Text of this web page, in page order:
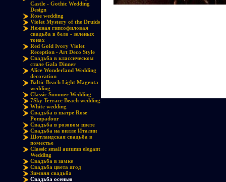
Castle - Gothic Wedding
Design
Rose wedding
Violet Mystery of the Druids
Нежная гипсофиловая
свадьба в бело - зеленых
тонах
Red Gold Ivory Violet
Reception - Art Deco Style
Свадьба в классическом
стиле Gala Dinner
Alice Wonderland Wedding
decoration
Baltic Beach Light Magenta
wedding
Classic Summer Wedding
7Sky Terrace Beach wedding
White wedding
Cвадьба в шатре Rose
Pompadour
Свадьба в розовом цвете
Свадьба на вилле Италии
Шотландская свадьба в
поместье
Classic small autumn elegant
Wedding
Свадьба в замке
Свадьба цвета ягод
Зимняя свадьба
Свадьба осенью